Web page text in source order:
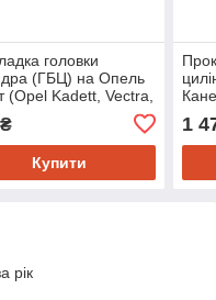
головки
(ГБЦ) на Опель
(Opel Kadett, Vectra,
Corsa, Astra F, Astra
Купити
1
рік